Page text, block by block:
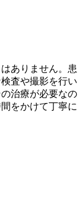
ありません。患
査や撮影を行い
治療が必要なの
をかけて丁寧に